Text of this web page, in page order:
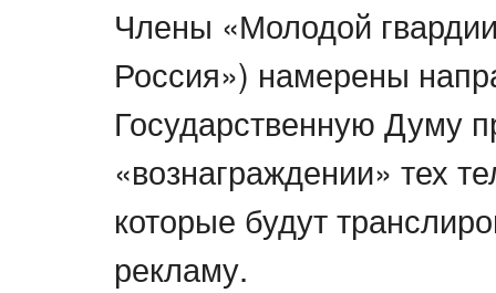
Члены «Молодой
Россия») намерены
Государственную Думу
«вознаграждении» тех
которые будут
рекламу.